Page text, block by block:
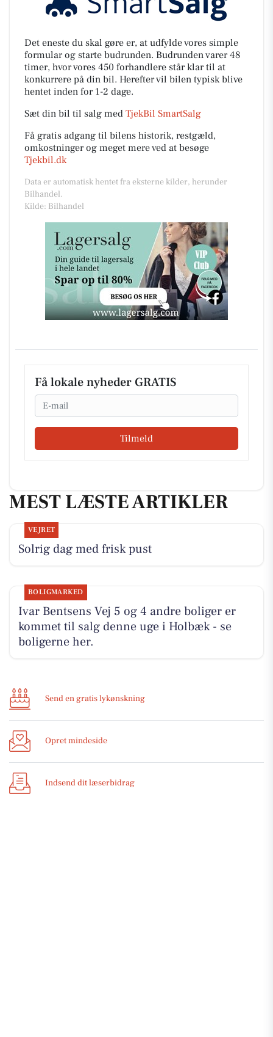
Det eneste du skal gøre er, at udfylde vores simple
formular og starte budrunden. Budrunden varer 48
timer, hvor vores 450 forhandlere står klar til at
konkurrere på din bil. Herefter vil bilen typisk blive
hentet inden for 1-2 dage.
Sæt din bil til salg med TjekBil SmartSalg
Få gratis adgang til bilens historik, restgæld,
omkostninger og meget mere ved at besøge
Tjekbil.dk
Data er automatisk hentet fra eksterne kilder, herunder
Bilhandel.
Kilde: Bilhandel
Få lokale nyheder GRATIS
Email
Tilmeld
MEST LÆSTE ARTIKLER
VEJRET
Solrig dag med frisk pust
BOLIGMARKED
Ivar Bentsens Vej 5 og 4 andre boliger er
kommet til salg denne uge i Holbæk - se
boligerne her.
Send en gratis lykønskning
Opret mindeside
Indsend dit læserbidrag